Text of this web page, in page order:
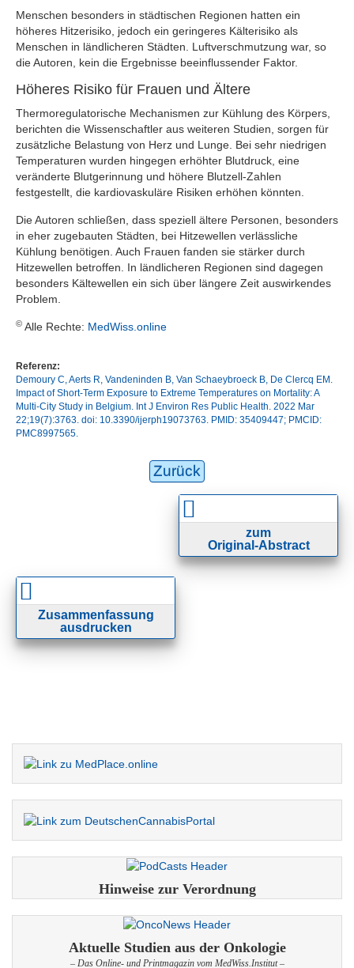
Menschen besonders in städtischen Regionen hatten ein
höheres Hitzerisiko, jedoch ein geringeres Kälterisiko als
Menschen in ländlicheren Städten. Luftverschmutzung war, so
die Autoren, kein die Ergebnisse beeinflussender Faktor.
Höheres Risiko für Frauen und Ältere
Thermoregulatorische Mechanismen zur Kühlung des Körpers,
berichten die Wissenschaftler aus weiteren Studien, sorgen für
zusätzliche Belastung von Herz und Lunge. Bei sehr niedrigen
Temperaturen wurden hingegen erhöhter Blutdruck, eine
veränderte Blutgerinnung und höhere Blutzell-Zahlen
festgestellt, die kardiovaskuläre Risiken erhöhen könnten.
Die Autoren schließen, dass speziell ältere Personen, besonders
in eher zugebauten Städten, bei Hitzewellen verlässliche
Kühlung benötigen. Auch Frauen fanden sie stärker durch
Hitzewellen betroffen. In ländlicheren Regionen sind dagegen
besonders Kältewellen ein sich über längere Zeit auswirkendes
Problem.
© Alle Rechte: MedWiss.online
Referenz:
Demoury C, Aerts R, Vandeninden B, Van Schaeybroeck B, De Clercq EM.
Impact of Short-Term Exposure to Extreme Temperatures on Mortality: A
Multi-City Study in Belgium. Int J Environ Res Public Health. 2022 Mar
22;19(7):3763. doi: 10.3390/ijerph19073763. PMID: 35409447; PMCID:
PMC8997565.
Zurück
zum
Original-Abstract
Zusammenfassung
ausdrucken
Hinweise zur Verordnung
Aktuelle Studien aus der Onkologie
– Das Online- und Printmagazin vom MedWiss.Institut –